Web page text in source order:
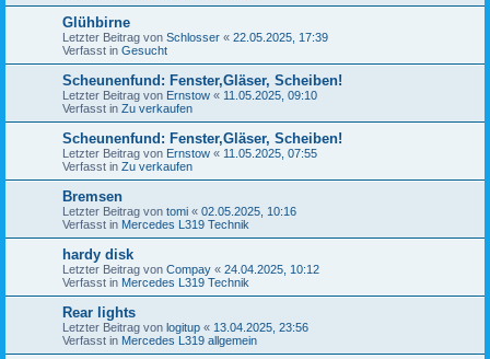
Glühbirne
Letzter Beitrag von Schlosser « 22.05.2025, 17:39
Verfasst in Gesucht
Scheunenfund: Fenster,Gläser, Scheiben!
Letzter Beitrag von Ernstow « 11.05.2025, 09:10
Verfasst in Zu verkaufen
Scheunenfund: Fenster,Gläser, Scheiben!
Letzter Beitrag von Ernstow « 11.05.2025, 07:55
Verfasst in Zu verkaufen
Bremsen
Letzter Beitrag von tomi « 02.05.2025, 10:16
Verfasst in Mercedes L319 Technik
hardy disk
Letzter Beitrag von Compay « 24.04.2025, 10:12
Verfasst in Mercedes L319 Technik
Rear lights
Letzter Beitrag von logitup « 13.04.2025, 23:56
Verfasst in Mercedes L319 allgemein